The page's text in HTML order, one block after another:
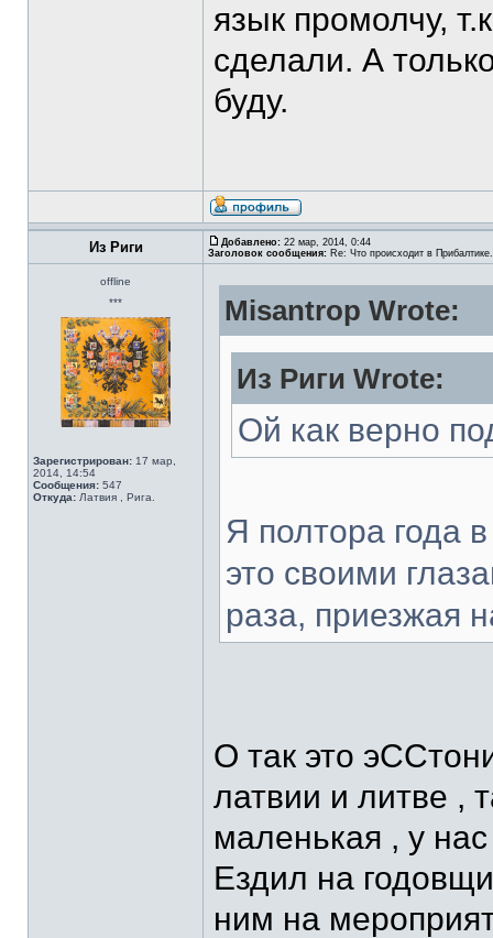
язык промолчу,
сделали. А
буду.
Из Риги Добавлено: 22 мар, 2014, 0:44
Заголовок сообщения: Re: Что происходит в Прибалтике.
offline
***
Зарегистрирован: 17 мар,
2014, 14:54
Сообщения: 547
Откуда: Латвия , Рига.
Misantrop Wrote:
Из Риги Wrote:
Ой как верно
Я полтора года
это своими
раза, приезжая
О так это
латвии и литве ,
маленькая , у
Ездил на
ним на